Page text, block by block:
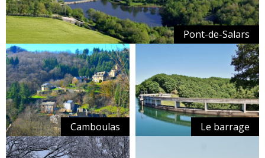
Pont-de-Salars
Camboulas Le barrage